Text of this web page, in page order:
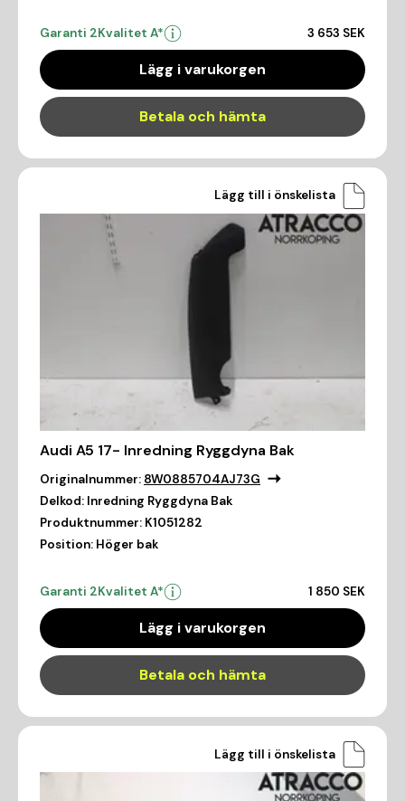
Garanti 2Kvalitet A* 3 653 SEK
Lägg i varukorgen
Betala och hämta
Lägg till i önskelista
Audi A5 17- Inredning Ryggdyna Bak
Originalnummer: 8W0885704AJ73G
Delkod: Inredning Ryggdyna Bak
Produktnummer: K1051282
Position: Höger bak
Garanti 2Kvalitet A* 1 850 SEK
Lägg i varukorgen
Betala och hämta
Lägg till i önskelista